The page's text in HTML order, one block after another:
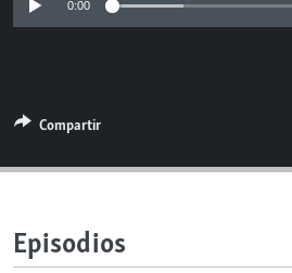
RADIO MARTÍ
LA REALIDAD DE LA VIVIENDA EN
SER VIEJO EN CUBA
LOS SANTOS DE HIALEAH
EDITORIALES
0:00
Compartir
Episodios